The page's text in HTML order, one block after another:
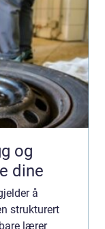
dine
å
strukturert
lærer